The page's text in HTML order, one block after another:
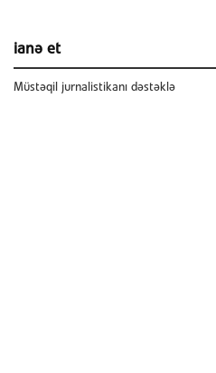
ianə et
Müstəqil jurnalistikanı dəstəklə